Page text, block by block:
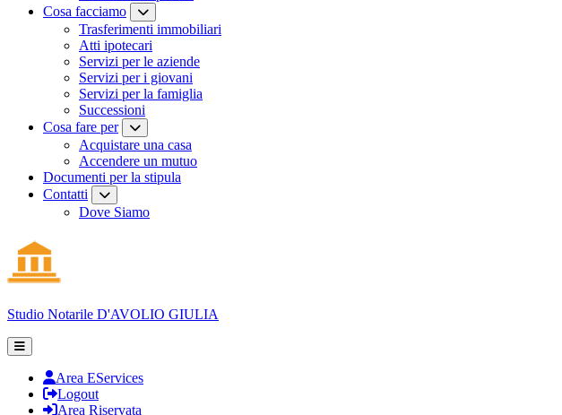
Cosa facciamo
Trasferimenti immobiliari
Atti ipotecari
Servizi per le aziende
Servizi per i giovani
Servizi per la famiglia
Successioni
Cosa fare per
Acquistare una casa
Accendere un mutuo
Documenti per la stipula
Contatti
Dove Siamo
Studio Notarile D'AVOLIO GIULIA
Area EServices
Logout
Area Riservata